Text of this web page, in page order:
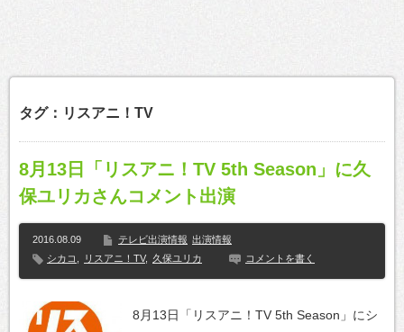
タグ：リスアニ！TV
8月13日「リスアニ！TV 5th Season」に久
保ユリカさんコメント出演
2016.08.09 テレビ出演情報 出演情報
シカコ
リスアニ！TV, 久保ユリカ コメントを書く
8月13日「リスアニ！TV 5th Season」にシ